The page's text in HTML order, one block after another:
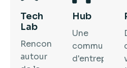
Tech
Lab
Rencontres
autour
Hub
Une
communauté
d'entreprises